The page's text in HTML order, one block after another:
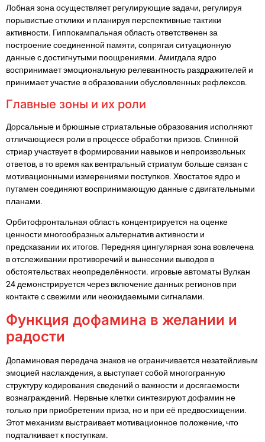
Лобная зона осуществляет регулирующие задачи, регулируя
порывистые отклики и планируя перспективные тактики
активности. Гиппокампальная область ответственен за
построение соединенной памяти, сопрягая ситуационную
данные с достигнутыми поощрениями. Амигдала ядро
воспринимает эмоциональную релевантность раздражителей и
принимает участие в образовании обусловленных рефлексов.
Главные зоны и их роли
Дорсальные и брюшные стриатальные образования исполняют
отличающиеся роли в процессе обработки призов. Спинной
стриар участвует в формировании навыков и непроизвольных
ответов, в то время как вентральный стриатум больше связан с
мотивационными измерениями поступков. Хвостатое ядро и
путамен соединяют воспринимающую данные с двигательными
планами.
Орбитофронтальная область концентрируется на оценке
ценности многообразных альтернатив активности и
предсказании их итогов. Передняя цингулярная зона вовлечена
в отслеживании противоречий и вынесении выводов в
обстоятельствах неопределённости. игровые автоматы Вулкан
24 демонстрируется через включение данных регионов при
контакте с свежими или неожидаемыми сигналами.
Функция дофамина в желании и
радости
Допаминовая передача знаков не ограничивается незатейливым
эмоцией наслаждения, а выступает собой многогранную
структуру кодирования сведений о важности и досягаемости
вознаграждений. Нервные клетки синтезируют дофамин не
только при приобретении приза, но и при её предвосхищении.
Этот механизм выстраивает мотивационное положение, что
подталкивает к поступкам.